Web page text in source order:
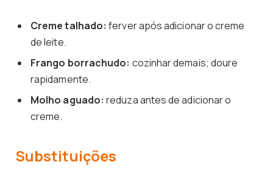
Creme talhado: ferver após adicionar o creme
de leite.
Frango borrachudo: cozinhar demais; doure
rapidamente.
Molho aguado: reduza antes de adicionar o
creme.
Substituições